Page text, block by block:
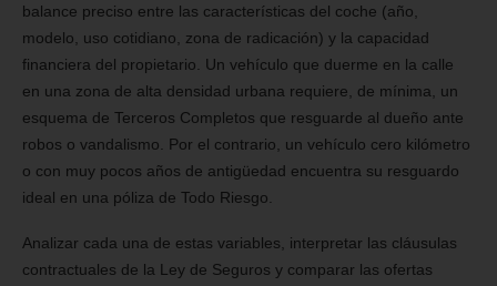
balance preciso entre las características del coche (año,
modelo, uso cotidiano, zona de radicación) y la capacidad
financiera del propietario. Un vehículo que duerme en la calle
en una zona de alta densidad urbana requiere, de mínima, un
esquema de Terceros Completos que resguarde al dueño ante
robos o vandalismo. Por el contrario, un vehículo cero kilómetro
o con muy pocos años de antigüedad encuentra su resguardo
ideal en una póliza de Todo Riesgo.
Analizar cada una de estas variables, interpretar las cláusulas
contractuales de la Ley de Seguros y comparar las ofertas